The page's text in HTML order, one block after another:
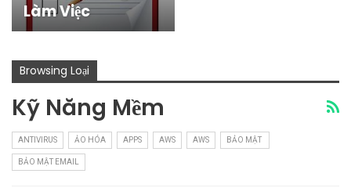
Làm Việc
Browsing Loại
Kỹ Năng Mềm
ANTIVIRUS ẢO HÓA APPS AWS AWS BẢO MẬT
BẢO MẬT EMAIL